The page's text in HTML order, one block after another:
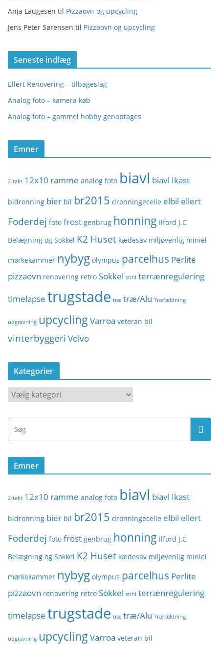
Anja Laugesen til Pizzaovn og upcycling
Jens Peter Sørensen til Pizzaovn og upcycling
Seneste indlæg
Ellert Renovering – tilbageslag
Analog foto – kamera køb
Analog foto – gammel hobby genoptages
Emner
2-takt 12x10 ramme analog foto biavl biavl Ikast
bidronning bier bil br2015 dronningecelle elbil ellert
Foderdej foto frost genbrug honning ilford J.C
Belægning og Sokkel K2 Huset kædesav miljøvenlig miniel
mørkekammer nybyg olympus parcelhus Perlite
pizzaovn renovering retro Sokkel stihl terrænregulering
timelapse trugstade træ træ/Alu Træfældning
udgravning upcycling Varroa veteran bil
vinterbyggeri Volvo
Kategorier
K
a
t
g
r
Emner
2-takt 12x10 ramme analog foto biavl biavl Ikast
bidronning bier bil br2015 dronningecelle elbil ellert
Foderdej foto frost genbrug honning ilford J.C
Belægning og Sokkel K2 Huset kædesav miljøvenlig miniel
mørkekammer nybyg olympus parcelhus Perlite
pizzaovn renovering retro Sokkel stihl terrænregulering
timelapse trugstade træ træ/Alu Træfældning
udgravning upcycling Varroa veteran bil